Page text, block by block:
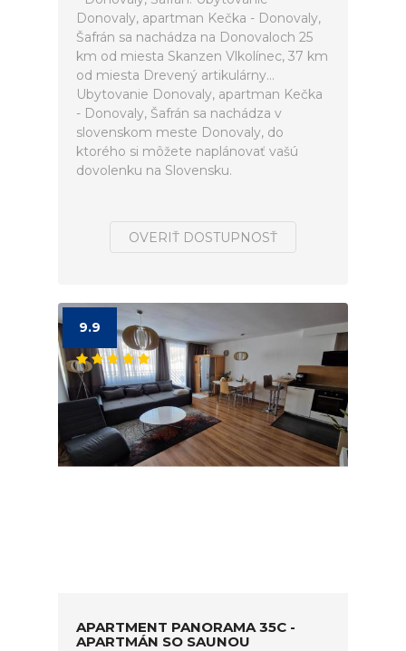
Donovaly, apartman Kečka - Donovaly,
Šafrán sa nachádza na Donovaloch 25
km od miesta Skanzen Vlkolínec, 37 km
od miesta Drevený artikulárny...
Ubytovanie Donovaly, apartman Kečka
- Donovaly, Šafrán sa nachádza v
slovenskom meste Donovaly, do
ktorého si môžete naplánovať vašú
dovolenku na Slovensku.
OVERIŤ DOSTUPNOSŤ
9.9
APARTMENT PANORAMA 35C -
APARTMÁN SO SAUNOU